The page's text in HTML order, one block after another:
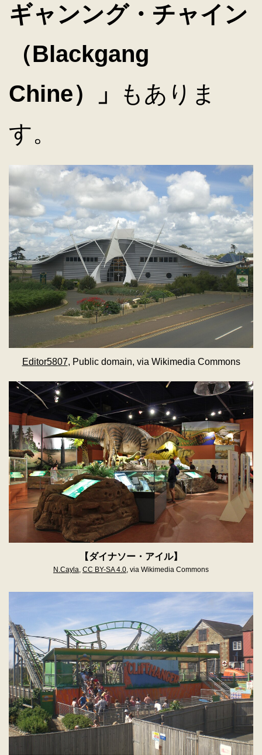
ギャンング・チャイン
（Blackgang
Chine）」
もありま
す。
Editor5807, Public domain, via Wikimedia Commons
【ダイナソー・アイル】
N.Cayla, CC BY-SA 4.0, via Wikimedia Commons